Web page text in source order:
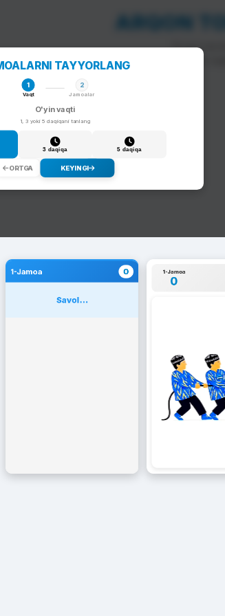
ARQON
To'g'ri
Noto'g'ri javob — arqon
TAYYORLANG
1
Vaqt
2
Jamoalar
O'yin vaqti
1, 3 yoki 5 daqiqani tanlang
3 daqiqa 5 daqiqa
ORTGA KEYINGI
1-Jamoa 0
Savol...
1-Jamoa
0